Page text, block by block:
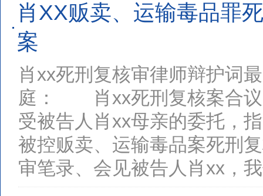
肖XX贩卖、运输毒品罪
案
肖xx死刑复核审律师辩护词
庭： 肖xx死刑复核案合
受被告人肖xx母亲的委托，
被控贩卖、运输毒品案死刑
审笔录、会见被告人肖xx，
沈某被诉
案情简介
陈某某被
案情简介
某、陈某
渝中区朝
王某涉嫌
案情简介
陈某（已
谋，为垄